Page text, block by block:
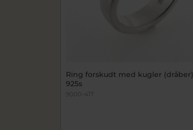
Ring forskudt med kugler (dråber)
925s
9000-417